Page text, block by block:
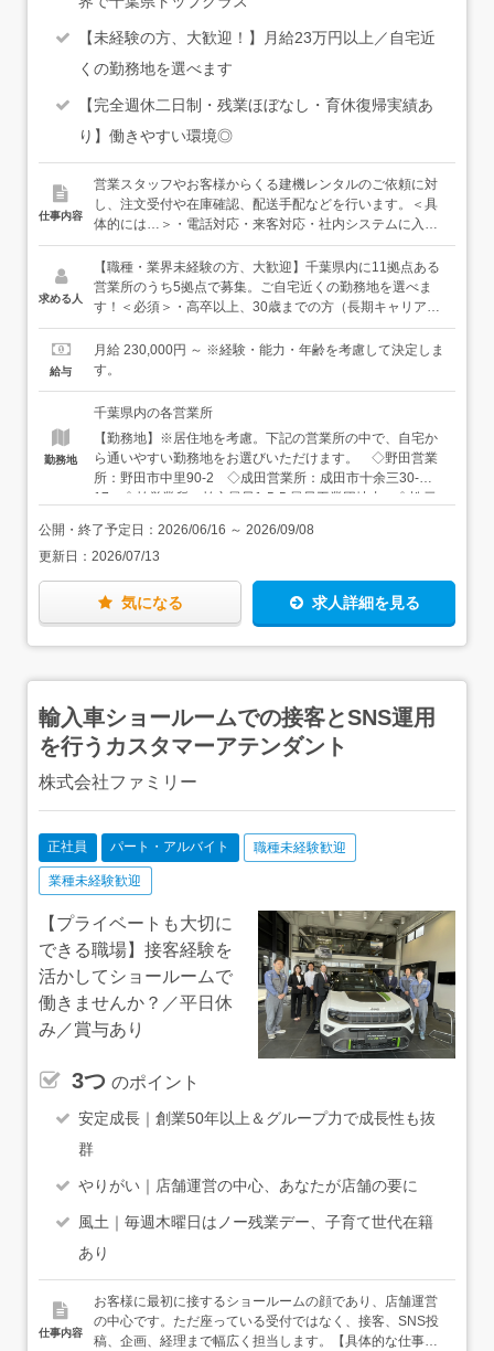
【未経験の方、大歓迎！】月給23万円以上／自宅近
くの勤務地を選べます
【完全週休二日制・残業ほぼなし・育休復帰実績あ
り】働きやすい環境◎
仕事内容
営業スタッフやお客様からくる建機レンタルのご依頼に対
し、注文受付や在庫確認、配送手配などを行います。＜具
体的には…＞・電話対応・来客対応・社内システムに入
力・返却された建機の管理・書類の整理・請求書作成 な
ど＜入社後は…＞まずは社内研修で、建機の種類について
学んでいただきます。その後は、各営業所の先輩につい
て、実際の業務を覚えていっていただきます。建機の種類
かもしれませんが、みんなその気持ちがわかるから、丁寧
にサポートしていきますし、焦らなくて大丈夫。じっくり
がしっかり表に立って守ってくれるし、いつも全拠点のフ
ロント事務で連携して助け合っていますし、働きやすい環
境を本社がしっかり考え続けていますし、本当に何も心配
はいりません。自分で考えて動く面白さをしっかり味わえ
るようにしながらも、安心してお仕事を始めていただける
環境をご用意しています。
求める人
【職種・業界未経験の方、大歓迎】千葉県内に11拠点ある
営業所のうち5拠点で募集。ご自宅近くの勤務地を選べま
す！＜必須＞・高卒以上、30歳までの方（長期キャリア形
成のため）・基本的なPCスキルをお持ちの方（入力ができ
ればOK！）＜歓迎＞・仕事もプライベートも両立したい
方・落ち着いた環境で腰を据えて仕事したい方・言われた
たいという方
給与
月給 230,000円 ～ ※経験・能力・年齢を考慮して決定しま
す。
勤務地
千葉県内の各営業所
【勤務地】※居住地を考慮。下記の営業所の中で、自宅か
ら通いやすい勤務地をお選びいただけます。 ◇野田営業
所：野田市中里90-2 ◇成田営業所：成田市十余三30-
17 ◇柏営業所：柏市風早1-5-5 風早工業団地内 ◇松戸
業所：八千代市下高野511 【アクセス】 ◇野田営業
所：東武アーバンパークライン「川間駅」より徒歩で15
柏営業所：東武アーバンパークライン「逆井駅」より車で
7分 ◇松戸営業所：JR武蔵野線「東松戸駅」より車で5
公開・終了予定日： 2026/06/16 ～ 2026/09/08
更新日： 2026/07/13
気になる 求人詳細を見る
輸入車ショールームでの接客とSNS運用
を行うカスタマーアテンダント
株式会社ファミリー
正社員 パート・アルバイト 職種未経験歓迎
業種未経験歓迎
【プライベートも大切に
できる職場】接客経験を
活かしてショールームで
働きませんか？／平日休
み／賞与あり
3つ のポイント
安定成長｜創業50年以上＆グループ力で成長性も抜
群
やりがい｜店舗運営の中心、あなたが店舗の要に
風土｜毎週木曜日はノー残業デー、子育て世代在籍
あり
仕事内容
お客様に最初に接するショールームの顔であり、店舗運営
の中心です。ただ座っている受付ではなく、接客、SNS投
稿、企画、経理まで幅広く担当します。【具体的な仕事内